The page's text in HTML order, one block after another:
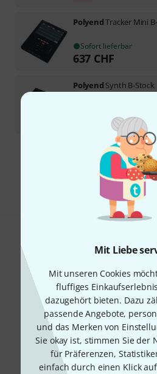
Mit Liebe
Mit unseren Cookies
fluffiges
dazugehört bieten. Dazu
passende Angebote,
und das Merken von
Sie okay ist, stimmen Sie der
für Präferenzen,
einfach durch einen Klick auf
PolyendTracker Mini
Sofort lieferbar
637 CHF
Polyend Synth B-Stock
CHF
Kostenloser Versand
Alle Preise inkl.
Gefällt Ihnen, was
Teilen